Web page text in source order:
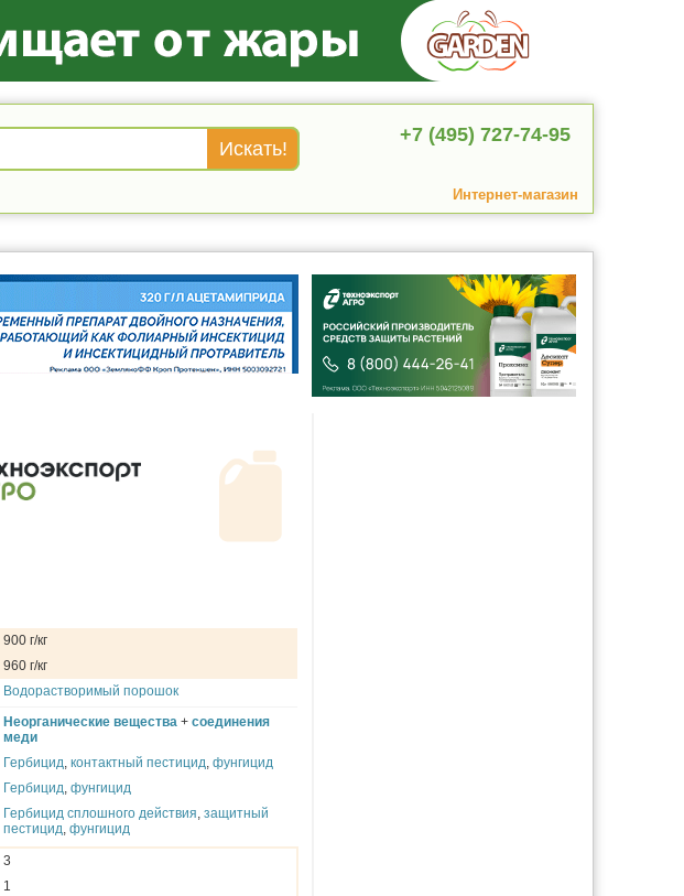
+7 (495) 727-74-95
Интернет-магазин
900 г/кг
960 г/кг
Водорастворимый порошок
Неорганические вещества + соединения
меди
Гербицид, контактный пестицид, фунгицид
Гербицид, фунгицид
Гербицид сплошного действия, защитный
пестицид, фунгицид
3
1